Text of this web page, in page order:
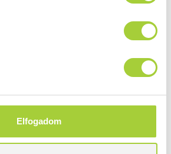
Elfogadom
01L
Méret
1100